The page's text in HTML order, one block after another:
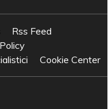
Rss Feed
Cookie Center